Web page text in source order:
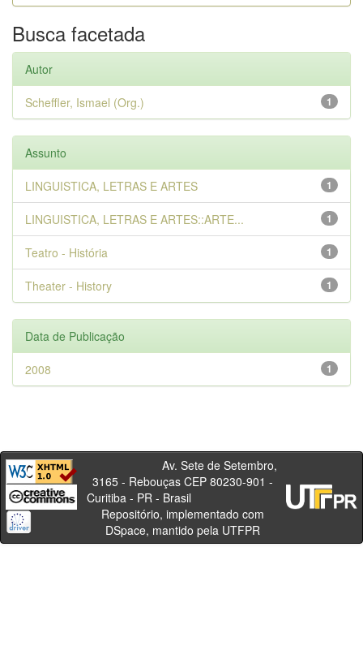
Busca facetada
Autor
1
Scheffler, Ismael (Org.)
Assunto
1
LINGUISTICA, LETRAS E ARTES
1
LINGUISTICA, LETRAS E ARTES::ARTE...
1
Teatro - História
1
Theater - History
Data de Publicação
1
2008
Av. Sete de Setembro,
3165 - Rebouças CEP 80230-901 -
Curitiba - PR - Brasil
Repositório, implementado com
DSpace, mantido pela UTFPR